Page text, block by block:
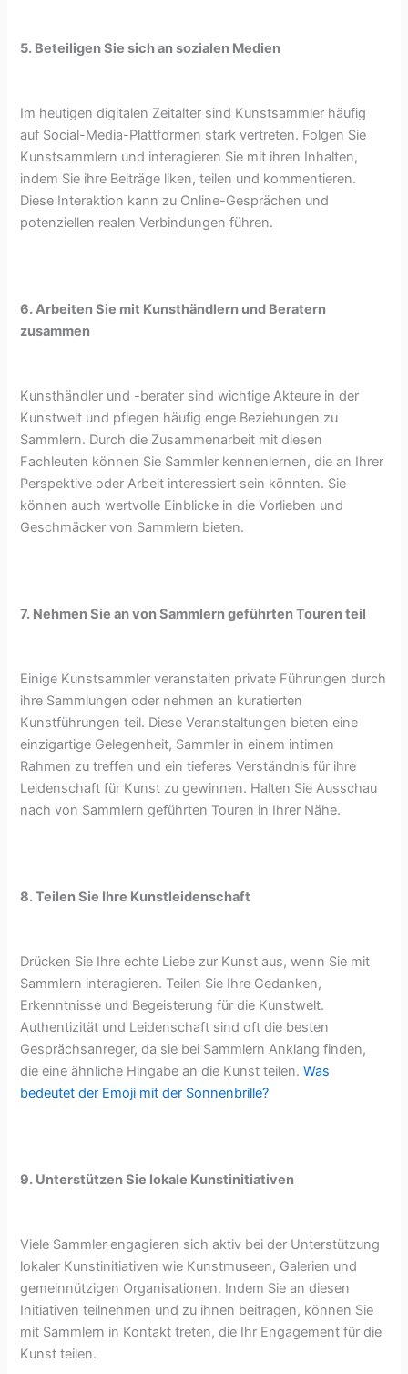
5. Beteiligen Sie sich an sozialen Medien
Im heutigen digitalen Zeitalter sind Kunstsammler häufig
auf Social-Media-Plattformen stark vertreten. Folgen Sie
Kunstsammlern und interagieren Sie mit ihren Inhalten,
indem Sie ihre Beiträge liken, teilen und kommentieren.
Diese Interaktion kann zu Online-Gesprächen und
potenziellen realen Verbindungen führen.
6. Arbeiten Sie mit Kunsthändlern und Beratern
zusammen
Kunsthändler und -berater sind wichtige Akteure in der
Kunstwelt und pflegen häufig enge Beziehungen zu
Sammlern. Durch die Zusammenarbeit mit diesen
Fachleuten können Sie Sammler kennenlernen, die an Ihrer
Perspektive oder Arbeit interessiert sein könnten. Sie
können auch wertvolle Einblicke in die Vorlieben und
Geschmäcker von Sammlern bieten.
7. Nehmen Sie an von Sammlern geführten Touren teil
Einige Kunstsammler veranstalten private Führungen durch
ihre Sammlungen oder nehmen an kuratierten
Kunstführungen teil. Diese Veranstaltungen bieten eine
einzigartige Gelegenheit, Sammler in einem intimen
Rahmen zu treffen und ein tieferes Verständnis für ihre
Leidenschaft für Kunst zu gewinnen. Halten Sie Ausschau
nach von Sammlern geführten Touren in Ihrer Nähe.
8. Teilen Sie Ihre Kunstleidenschaft
Drücken Sie Ihre echte Liebe zur Kunst aus, wenn Sie mit
Sammlern interagieren. Teilen Sie Ihre Gedanken,
Erkenntnisse und Begeisterung für die Kunstwelt.
Authentizität und Leidenschaft sind oft die besten
Gesprächsanreger, da sie bei Sammlern Anklang finden,
die eine ähnliche Hingabe an die Kunst teilen.Was
bedeutet der Emoji mit der Sonnenbrille?
9. Unterstützen Sie lokale Kunstinitiativen
Viele Sammler engagieren sich aktiv bei der Unterstützung
lokaler Kunstinitiativen wie Kunstmuseen, Galerien und
gemeinnützigen Organisationen. Indem Sie an diesen
Initiativen teilnehmen und zu ihnen beitragen, können Sie
mit Sammlern in Kontakt treten, die Ihr Engagement für die
Kunst teilen.